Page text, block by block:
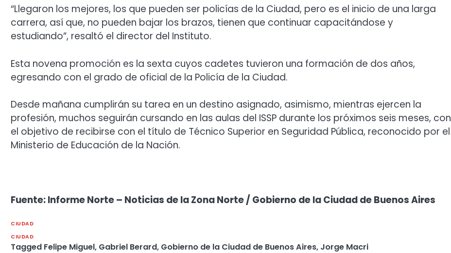
“Llegaron los mejores, los que pueden ser policías de la Ciudad, pero es el inicio de una larga
carrera, así que, no pueden bajar los brazos, tienen que continuar capacitándose y
estudiando”, resaltó el director del Instituto.
Esta novena promoción es la sexta cuyos cadetes tuvieron una formación de dos años,
egresando con el grado de oficial de la Policía de la Ciudad.
Desde mañana cumplirán su tarea en un destino asignado, asimismo, mientras ejercen la
profesión, muchos seguirán cursando en las aulas del ISSP durante los próximos seis meses, con
el objetivo de recibirse con el título de Técnico Superior en Seguridad Pública, reconocido por el
Ministerio de Educación de la Nación.
Fuente: Informe Norte – Noticias de la Zona Norte / Gobierno de la Ciudad de Buenos Aires
CIUDAD
CIUDAD
Tagged Felipe Miguel, Gabriel Berard, Gobierno de la Ciudad de Buenos Aires, Jorge Macri